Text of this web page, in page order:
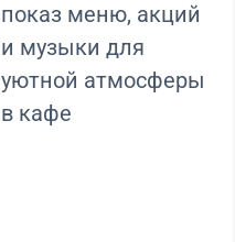
показ меню, акций
и музыки для
уютной атмосферы
в кафе